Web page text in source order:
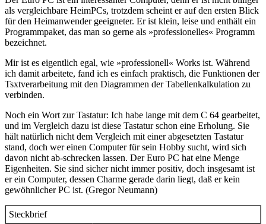
als vergleichbare HeimPCs, trotzdem scheint er auf den ersten Blick
für den Heimanwender geeigneter. Er ist klein, leise und enthält ein
Programmpaket, das man so gerne als »professionelles« Programm
bezeichnet.
Mir ist es eigentlich egal, wie »professionell« Works ist. Während
ich damit arbeitete, fand ich es einfach praktisch, die Funktionen der
Tsxtverarbeitung mit den Diagrammen der Tabellenkalkulation zu
verbinden.
Noch ein Wort zur Tastatur: Ich habe lange mit dem C 64 gearbeitet,
und im Vergleich dazu ist diese Tastatur schon eine Erholung. Sie
hält natürlich nicht dem Vergleich mit einer abgesetzten Tastatur
stand, doch wer einen Computer für sein Hobby sucht, wird sich
davon nicht ab-schrecken lassen. Der Euro PC hat eine Menge
Eigenheiten. Sie sind sicher nicht immer positiv, doch insgesamt ist
er ein Computer, dessen Charme gerade darin liegt, daß er kein
gewöhnlicher PC ist. (Gregor Neumann)
Steckbrief